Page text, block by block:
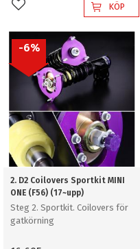
Lägg till i favoriterKÖP
2. D2 Coilovers Sportkit MINI
ONE (F56) (17~upp)
Steg 2. Sportkit. Coilovers för
gatkörning
6%